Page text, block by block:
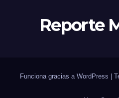
Reporte
Funciona gracias a WordPress